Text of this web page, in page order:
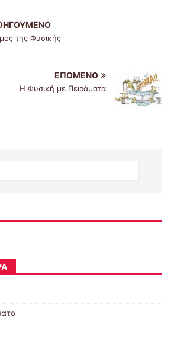
της Φυσικής
ΕΠΌΜΕΝΟ
Η Φυσική με Πειράματα